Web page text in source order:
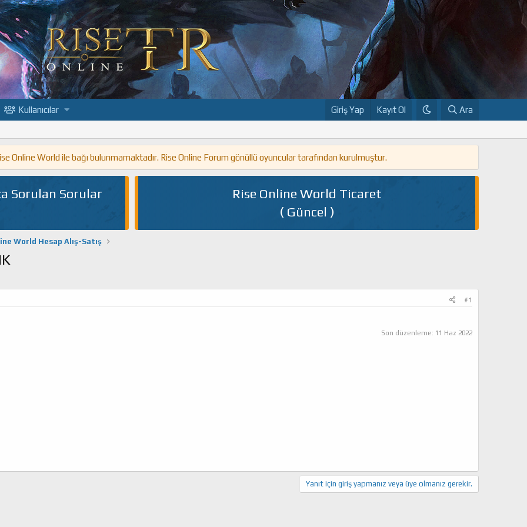
Kullanıcılar Giriş Yap Kayıt Ol Ara
Online World ile bağı bulunmamaktadır. Rise Online Forum gönüllü oyuncular tarafından kurulmuştur.
Sorulan Sorular
Rise Online World Ticaret
( Güncel )
World Hesap Alış-Satış
#1
Son düzenleme: 11 Haz 2022
Yanıt için giriş yapmanız veya üye olmanız gerekir.